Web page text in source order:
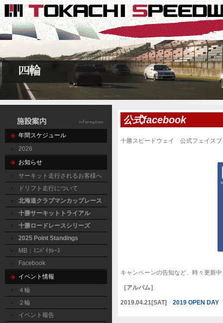
年間スケジュール
2026
お知らせ
サーキット走行されるお客様へ
ドリフト走行について
北海道クラブマンカップレース
十勝サーキットトライアル
十勝ロードレースシリーズ
2025 Point Standings
MB：ﾐﾆﾊﾞｲｸﾚｰｽ
Facebook
イベント情報
４輪
２輪
イベント報告
公式facebook
十勝スピードウェイ 公式フェイス
キャンペーンの告知など、時々更新
［アルバム］
2019.04.21[SAT] 2019 OPEN DAY